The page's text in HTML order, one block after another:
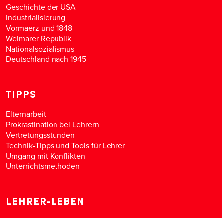
Geschichte der USA
Industrialisierung
Vormaerz und 1848
Weimarer Republik
Nationalsozialismus
Deutschland nach 1945
TIPPS
Elternarbeit
Prokrastination bei Lehrern
Vertretungsstunden
Technik-Tipps und Tools für Lehrer
Umgang mit Konflikten
Unterrichtsmethoden
LEHRER-LEBEN